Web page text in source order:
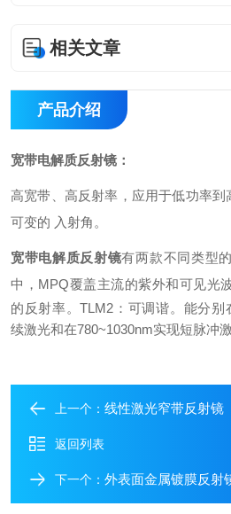
相关文章
产品介绍
宽带电解质反射镜 ：
高宽带、高反射率，应用于低功率
可变的 入射角。
宽带电解质反射镜有两款不同类型
中，MPQ覆盖主流的紫外和可见光
的反射率。TLM2：可调谐。能分别
续激光和在780~1030nm实现短脉冲
上一个： 线性激光窄带反射镜
返回列表
下一个： 外表面金属镀膜反射